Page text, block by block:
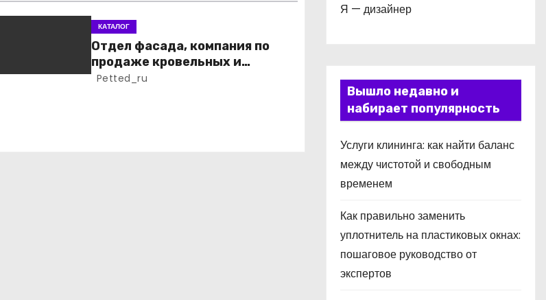
КАТАЛОГ
Отдел фасада, компания по
продаже кровельных и
фасадных материалов
Petted_ru
Я — дизайнер
Вышло недавно и
набирает популярность
Услуги клининга: как найти баланс
между чистотой и свободным
временем
Как правильно заменить
уплотнитель на пластиковых окнах:
пошаговое руководство от
экспертов